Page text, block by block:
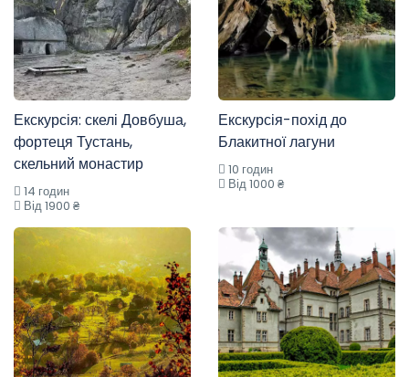
Екскурсія: скелі Довбуша,
фортеця Тустань,
скельний монастир
14 годин
Від 1900 ₴
Екскурсія-похід до
Блакитної лагуни
10 годин
Від 1000 ₴